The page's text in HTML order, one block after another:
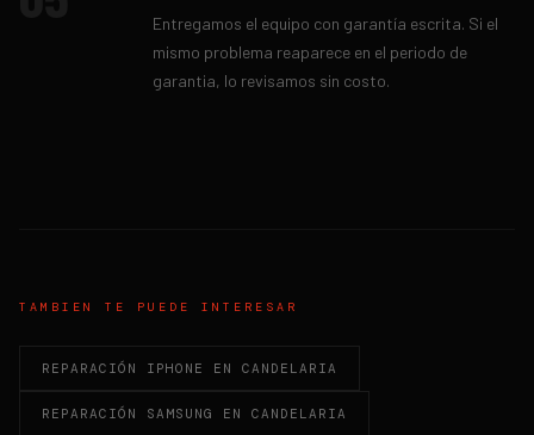
Entregamos el equipo con garantía escrita. Si el
mismo problema reaparece en el periodo de
garantia, lo revisamos sin costo.
TAMBIEN TE PUEDE INTERESAR
REPARACIÓN IPHONE EN CANDELARIA
REPARACIÓN SAMSUNG EN CANDELARIA